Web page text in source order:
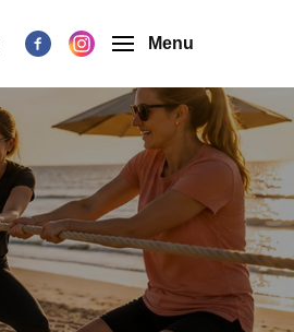
Menu